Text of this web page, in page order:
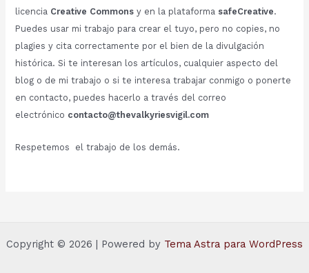
licencia Creative Commonsy en la plataforma safeCreative.
Puedes usar mi trabajo para crear el tuyo, pero no copies, no
plagies y cita correctamente por el bien de la divulgación
histórica. Si te interesan los artículos, cualquier aspecto del
blog o de mi trabajo o si te interesa trabajar conmigo o ponerte
en contacto, puedes hacerlo a través del correo
electrónico contacto@thevalkyriesvigil.com
Respetemos el trabajo de los demás.
Copyright © 2026 | Powered by Tema Astra para WordPress